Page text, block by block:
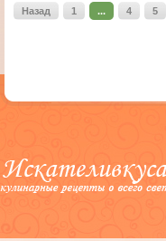
Назад 1 ... 4 5